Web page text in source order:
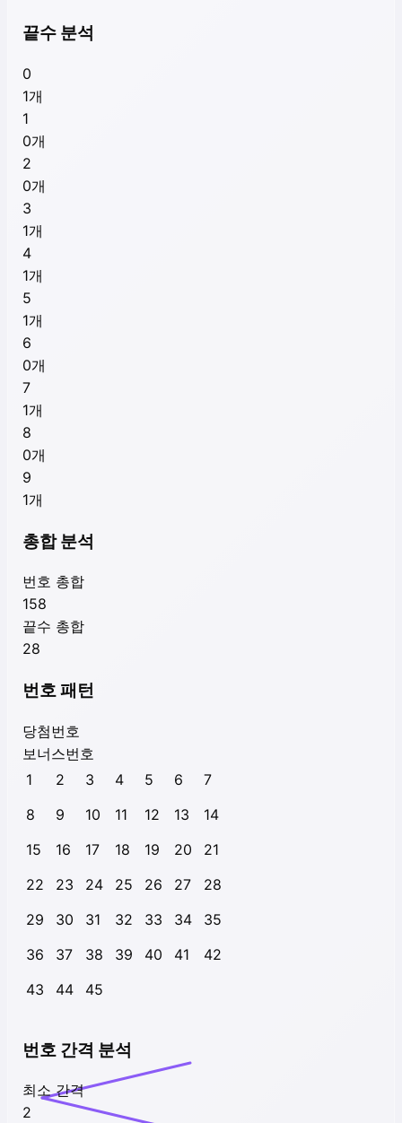
끝수 분석
0
1개
1
0개
2
0개
3
1개
4
1개
5
1개
6
0개
7
1개
8
0개
9
1개
총합 분석
번호 총합
158
끝수 총합
28
번호 패턴
당첨번호
보너스번호
1
2 3 4 5 6
7
8
9 10 11 12 13
14
15
16 17 18 19 20
21
22
23 24 25 26 27
28
29
30 31 32 33 34
35
36
37 38 39 40 41
42
43
44 45
번호 간격 분석
최소 간격
2